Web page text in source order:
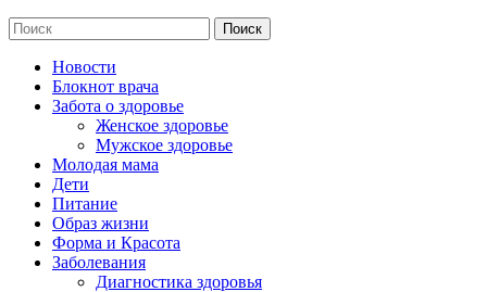
Новости
Блокнот врача
Забота о здоровье
Женское здоровье
Мужское здоровье
Молодая мама
Дети
Питание
Образ жизни
Форма и Красота
Заболевания
Диагностика здоровья